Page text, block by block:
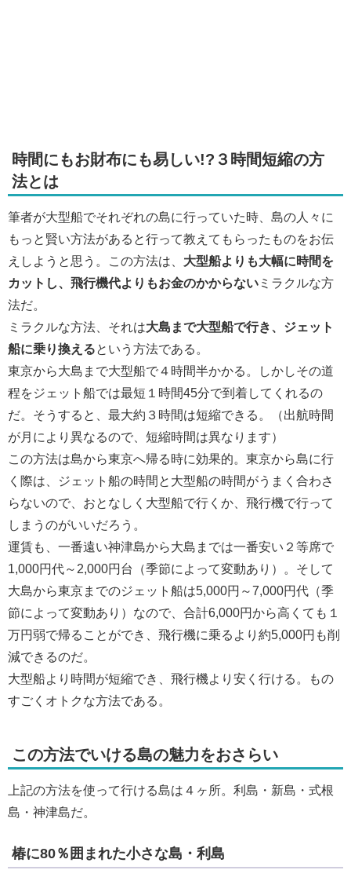
時間にもお財布にも易しい!?３時間短縮の方
法とは
筆者が大型船でそれぞれの島に行っていた時、島の人々に
もっと賢い方法があると行って教えてもらったものをお伝
えしようと思う。この方法は、 大型船よりも大幅に時間を
カットし、飛行機代よりもお金のかからない ミラクルな方
法だ。
ミラクルな方法、それは大島まで大型船で行き、ジェット
船に乗り換えるという方法である。
東京から大島まで大型船で４時間半かかる。しかしその道
程をジェット船では最短１時間45分で到着してくれるの
だ。そうすると、最大約３時間は短縮できる。（出航時間
が月により異なるので、短縮時間は異なります）
この方法は島から東京へ帰る時に効果的。東京から島に行
く際は、ジェット船の時間と大型船の時間がうまく合わさ
らないので、おとなしく大型船で行くか、飛行機で行って
しまうのがいいだろう。
運賃も、一番遠い神津島から大島までは一番安い２等席で
1,000円代～2,000円台（季節によって変動あり）。そして
大島から東京までのジェット船は5,000円～7,000円代（季
節によって変動あり）なので、合計6,000円から高くても１
万円弱で帰ることができ、飛行機に乗るより約5,000円も削
減できるのだ。
大型船より時間が短縮でき、飛行機より安く行ける。もの
すごくオトクな方法である。
この方法でいける島の魅力をおさらい
上記の方法を使って行ける島は４ヶ所。利島・新島・式根
島・神津島だ。
椿に80％囲まれた小さな島・利島